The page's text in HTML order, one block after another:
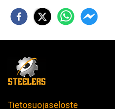
Tietosuojaseloste